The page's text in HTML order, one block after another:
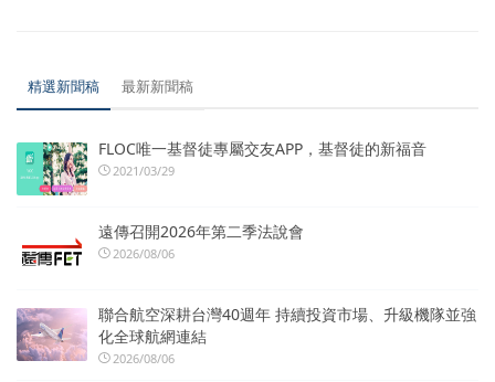
精選新聞稿 最新新聞稿
FLOC唯一基督徒專屬交友APP，基督徒的新福音
2021/03/29
遠傳召開2026年第二季法說會
2026/08/06
聯合航空深耕台灣40週年 持續投資市場、升級機隊並強
化全球航網連結
2026/08/06